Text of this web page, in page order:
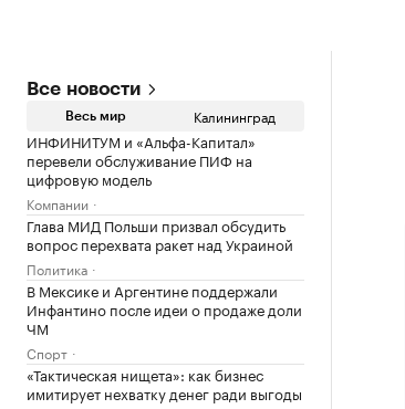
Все новости
Весь мир Калининград
ИНФИНИТУМ и «Альфа-Капитал»
перевели обслуживание ПИФ на
цифровую модель
Компании
Глава МИД Польши призвал обсудить
вопрос перехвата ракет над Украиной
Политика
В Мексике и Аргентине поддержали
Инфантино после идеи о продаже доли
ЧМ
Спорт
«Тактическая нищета»: как бизнес
имитирует нехватку денег ради выгоды